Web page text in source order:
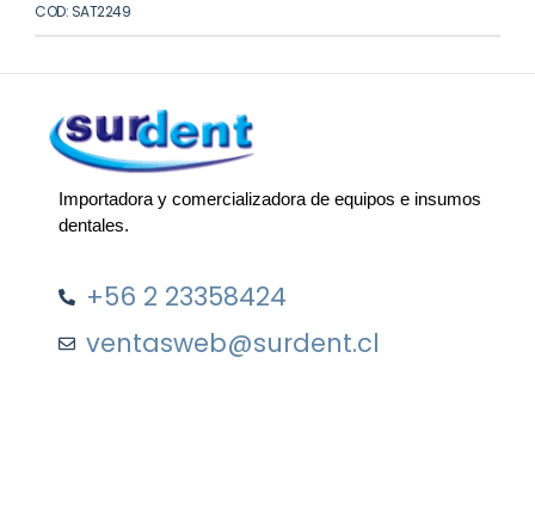
COD: SAT2249
Importadora y comercializadora de equipos e insumos
dentales.
+56 2 23358424
ventasweb@surdent.cl